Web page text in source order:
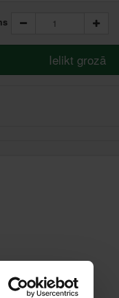
Ielikt grozā